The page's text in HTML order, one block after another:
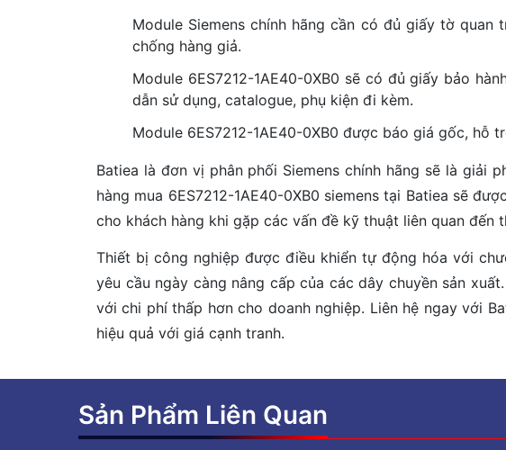
Module Siemens chính hãng cần có đủ giấy tờ quan
chống hàng giả.
Module 6ES7212-1AE40-0XB0 sẽ có đủ giấy bảo
dẫn sử dụng, catalogue, phụ kiện đi kèm.
Module 6ES7212-1AE40-0XB0 được báo giá gốc, hỗ
Batiea là đơn vị phân phối Siemens chính hãng sẽ là giải
hàng mua 6ES7212-1AE40-0XB0 siemens tại Batiea sẽ
cho khách hàng khi gặp các vấn đề kỹ thuật liên quan đến
Thiết bị công nghiệp được điều khiển tự động hóa với
yêu cầu ngày càng nâng cấp của các dây chuyền sản
với chi phí thấp hơn cho doanh nghiệp. Liên hệ ngay với
hiệu quả với giá cạnh tranh.
Sản Phẩm Liên Quan